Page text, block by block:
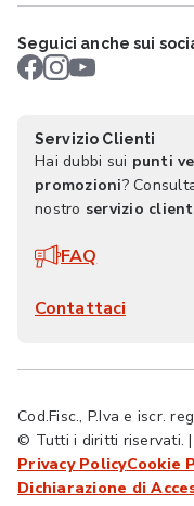
Seguici anche sui
Servizio Clienti
Hai dubbi sui punti
promozioni?
nostro servizio
FAQ
Contattaci
Cod.Fisc., P.Iva e iscr.
© Tutti i diritti riservati. |
Privacy PolicyCookie
Dichiarazione di